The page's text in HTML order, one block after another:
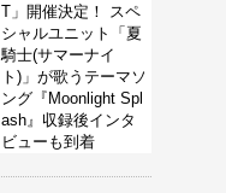
T」開催決定！ スペ
シャルユニット「夏
騎士(サマーナイ
ト)」が歌うテーマソ
ング『Moonlight Spl
ash』収録後インタ
ビューも到着